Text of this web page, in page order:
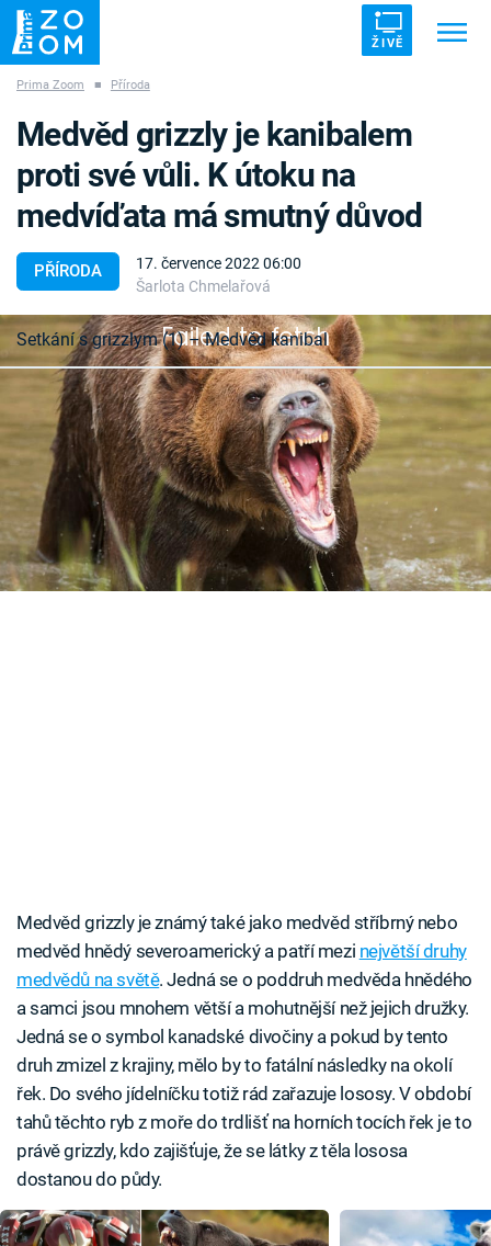
ŽIVĚ
ZÁHADY VETŘELCI DÁVNOVĚKU
Témata
Témata
Pořady
TV Program
Časopis
Sledujte prima+
Prima Zoom ■ Příroda
PŘÍRODA
17. července 2022 06:00
Šarlota Chmelařová
Medvěd grizzly je kanibalem
proti své vůli. K útoku na
medvíďata má smutný důvod
Failed to fetch
Setkání s grizzlym (1) – Medvěd kanibal
Medvěd grizzly je od přírody samotářský tvor a
pokud má problémy najít delší dobu potravu, je
schopný zaútočit i na vlastní druh. Nejčastěji si
vybírá snadnou kořist v podobě mláďat.
Medvěd grizzly je známý také jako medvěd stříbrný nebo
medvěd hnědý severoamerický a patří mezi největší druhy
medvědů na světě. Jedná se o poddruh medvěda hnědého
a samci jsou mnohem větší a mohutnější než jejich družky.
Jedná se o symbol kanadské divočiny a pokud by tento
druh zmizel z krajiny, mělo by to fatální následky na okolí
řek. Do svého jídelníčku totiž rád zařazuje lososy. V období
tahů těchto ryb z moře do trdlišť na horních tocích řek je to
právě grizzly, kdo zajišťuje, že se látky z těla lososa
dostanou do půdy.